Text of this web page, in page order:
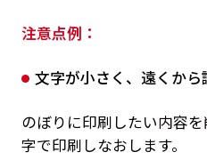
注意点例：
文字が小さく、遠くから
のぼりに印刷したい内容
字で印刷しなおします。